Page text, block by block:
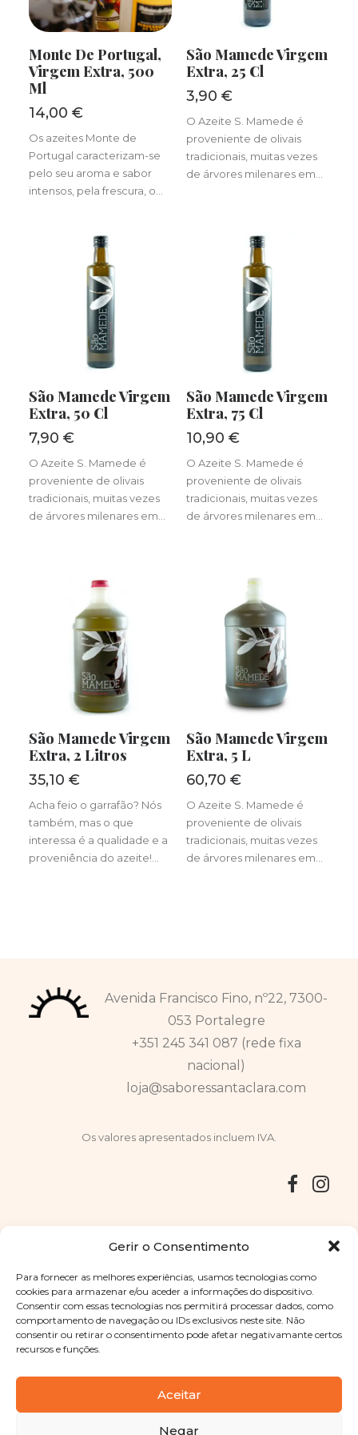
Gerir o Consentimento
Para fornecer as melhores experiências, usamos tecnologias como
cookies para armazenar e/ou aceder a informações do dispositivo.
Consentir com essas tecnologias nos permitirá processar dados, como
comportamento de navegação ou IDs exclusivos neste site. Não
consentir ou retirar o consentimento pode afetar negativamante certos
recursos e funções.
Aceitar
Negar
ADICIONAR
Monte De Portugal,
Virgem Extra, 500
Ml
14,00 €
Os azeites Monte de
Portugal caracterizam-se
pelo seu aroma e sabor
intensos, pela frescura, o…
LER MAIS
São Mamede Virgem
Extra, 25 Cl
3,90 €
O Azeite S. Mamede é
proveniente de olivais
tradicionais, muitas vezes
de árvores milenares em…
LER MAIS
São Mamede Virgem
Extra, 50 Cl
7,90 €
O Azeite S. Mamede é
proveniente de olivais
tradicionais, muitas vezes
de árvores milenares em…
LER MAIS
São Mamede Virgem
Extra, 75 Cl
10,90 €
O Azeite S. Mamede é
proveniente de olivais
tradicionais, muitas vezes
de árvores milenares em…
LER MAIS
São Mamede Virgem
Extra, 2 Litros
35,10 €
Acha feio o garrafão? Nós
também, mas o que
interessa é a qualidade e a
proveniência do azeite!…
LER MAIS
São Mamede Virgem
Extra, 5 L
60,70 €
O Azeite S. Mamede é
proveniente de olivais
tradicionais, muitas vezes
de árvores milenares em…
Avenida Francisco Fino, nº22, 7300-
053 Portalegre
+351 245 341 087 (rede fixa
nacional)
loja@saboressantaclara.com
Os valores apresentados incluem IVA.
Copyright © 2025 Sabores Santa Clara
. Todos os direitos
reservadosPolítica de Privacidade |Termos e condições
Designed byShift Your Branding Agency